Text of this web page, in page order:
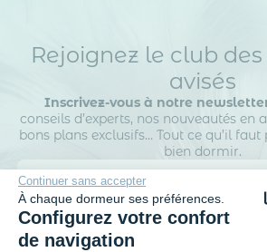
Continuer sans accepter
À chaque dormeur ses préférences.
Configurez votre confort
de navigation
Rejoignez le club
avisés
Inscrivez-vous à notre
conseils d’experts, nos nouveautés en
bons plans exclusifs… Tout ce qu’il
bien dormir.